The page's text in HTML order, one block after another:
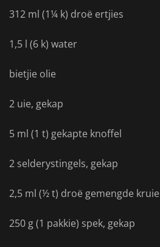
312 ml (1¼ k) droë ertjies
1,5 l (6 k) water
bietjie olie
2 uie, gekap
5 ml (1 t) gekapte knoffel
2 selderystingels, gekap
2,5 ml (½ t) droë gemengde kruie
250 g (1 pakkie) spek, gekap